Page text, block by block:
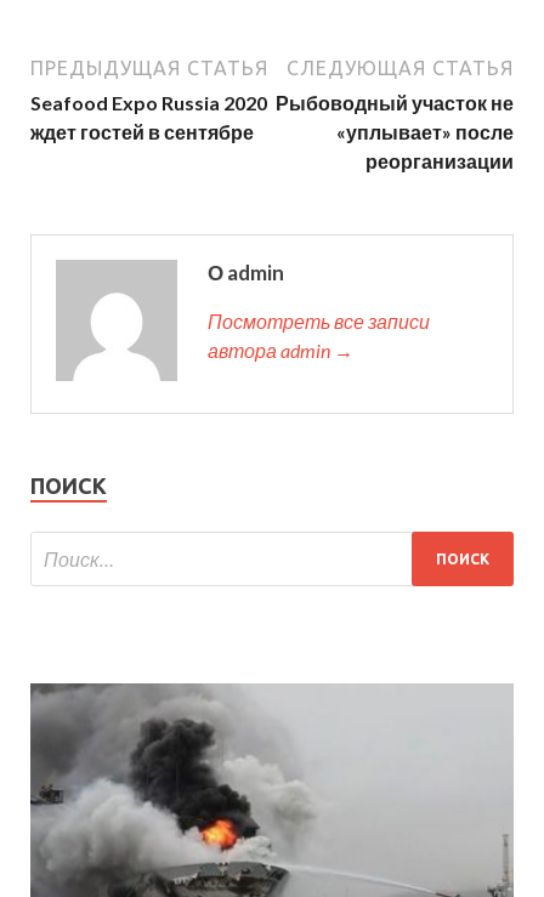
ПРЕДЫДУЩАЯ СТАТЬЯ
Seafood Expo Russia 2020
ждет гостей в сентябре
СЛЕДУЮЩАЯ СТАТЬЯ
Рыбоводный участок не
«уплывает» после
реорганизации
О admin
Посмотреть все записи
автора admin →
ПОИСК